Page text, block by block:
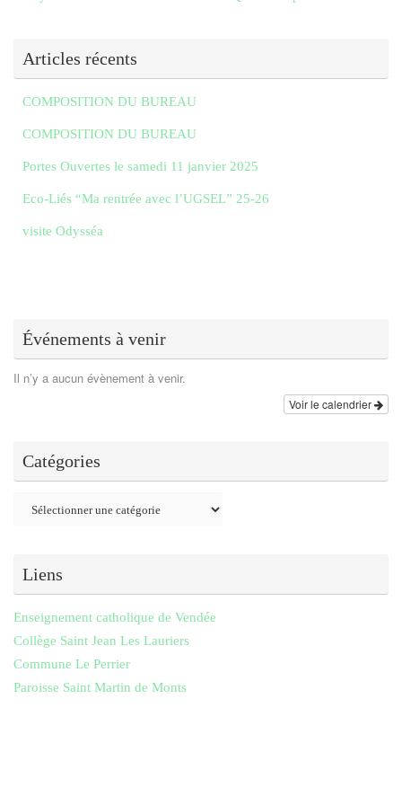
Articles récents
COMPOSITION DU BUREAU
COMPOSITION DU BUREAU
Portes Ouvertes le samedi 11 janvier 2025
Eco-Liés “Ma rentrée avec l’UGSEL” 25-26
visite Odysséa
Événements à venir
Il n’y a aucun évènement à venir.
Voir le calendrier
Catégories
Catégories
Liens
Enseignement catholique de Vendée
Collège Saint Jean Les Lauriers
Commune Le Perrier
Paroisse Saint Martin de Monts